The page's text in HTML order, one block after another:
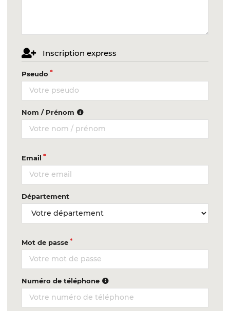
Inscription express
Pseudo
Nom / Prénom
Email
Département
Mot de passe
Numéro de téléphone